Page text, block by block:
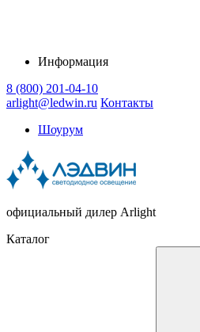
Информация
8 (800) 201-04-10
arlight@ledwin.ru Контакты
Шоурум
официальный дилер Arlight
Каталог